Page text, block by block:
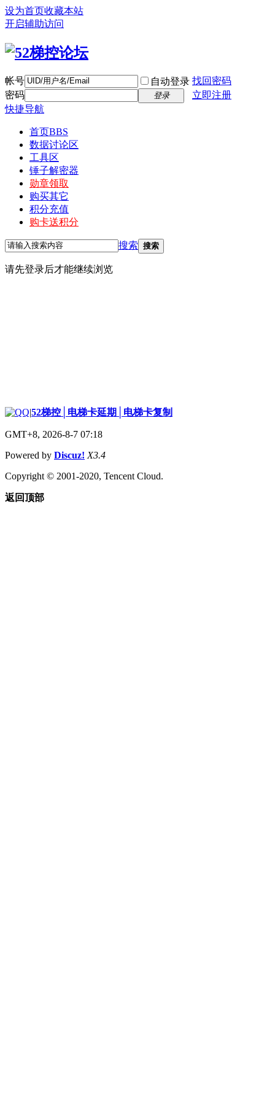
设为首页收藏本站
开启辅助访问
帐号 自动登录 找回密码
密码
登录
立即注册
快捷导航
首页BBS
数据讨论区
工具区
锤子解密器
勋章领取
购买其它
积分充值
购卡送积分
搜索 搜索
请先登录后才能继续浏览
|52梯控│电梯卡延期│电梯卡复制
GMT+8, 2026-8-7 07:18
Powered by Discuz! X3.4
Copyright © 2001-2020, Tencent Cloud.
返回顶部